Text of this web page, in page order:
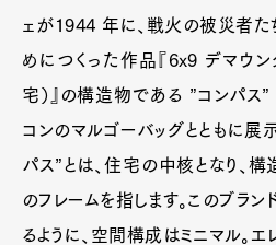
ェが1944 年に、戦火の被災者た
めにつくった作品『6x9 デマウ
宅）』の構造物である ”コンパス”
コンのマルゴーバッグとともに展
パス”とは、住宅の中核となり、
のフレームを指します。このブラ
るように、空間構成はミニマル。エ